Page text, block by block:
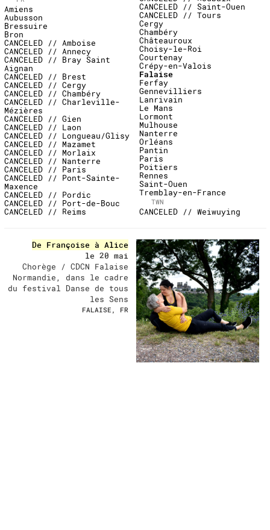
Amiens
Aubusson
Bressuire
Bron
CANCELED // Amboise
CANCELED // Annecy
CANCELED // Bray Saint
Aignan
CANCELED // Brest
CANCELED // Cergy
CANCELED // Chambéry
CANCELED // Charleville-
Mézières
CANCELED // Gien
CANCELED // Laon
CANCELED // Longueau/Glisy
CANCELED // Mazamet
CANCELED // Morlaix
CANCELED // Nanterre
CANCELED // Paris
CANCELED // Pont-Sainte-
Maxence
CANCELED // Pordic
CANCELED // Port-de-Bouc
CANCELED // Reims
CANCELED // Saint-Ouen
CANCELED // Tours
Cergy
Chambéry
Châteauroux
Choisy-le-Roi
Courtenay
Crépy-en-Valois
Falaise
Ferfay
Gennevilliers
Lanrivain
Le Mans
Lormont
Mulhouse
Nanterre
Orléans
Pantin
Paris
Poitiers
Rennes
Saint-Ouen
Tremblay-en-France
TWN
CANCELED // Weiwuying
undefined
De Françoise à Alice
le 20 mai
Chorège / CDCN Falaise
Normandie, dans le cadre
du festival Danse de tous
les Sens
FALAISE, FR